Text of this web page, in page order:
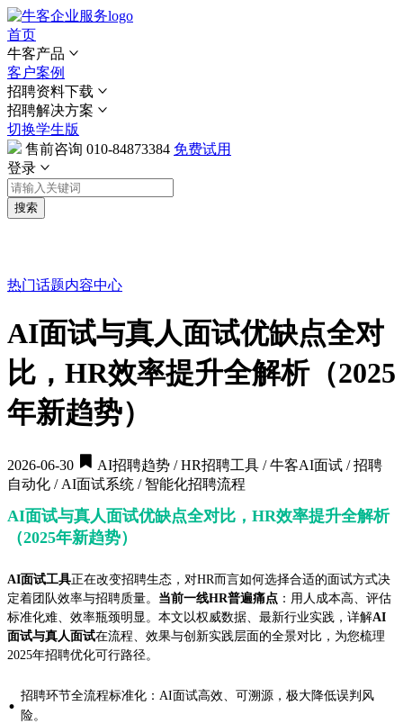
首页
牛客产品
客户案例
招聘资料下载
招聘解决方案
切换学生版
售前咨询 010-84873384 免费试用
登录
搜索
热门话题内容中心
AI面试与真人面试优缺点全对
比，HR效率提升全解析（2025
年新趋势）
2026-06-30
AI招聘趋势 / HR招聘工具 / 牛客AI面试 / 招聘
自动化 / AI面试系统 / 智能化招聘流程
AI面试与真人面试优缺点全对比，HR效率提升全解析
（2025年新趋势）
AI面试工具正在改变招聘生态，对HR而言如何选择合适的面试方式决
定着团队效率与招聘质量。 当前一线HR普遍痛点 ：用人成本高、评估
标准化难、效率瓶颈明显。本文以权威数据、最新行业实践，详解AI
面试与真人面试在流程、效果与创新实践层面的全景对比，为您梳理
2025年招聘优化可行路径。
· 招聘环节全流程标准化：AI面试高效、可溯源，极大降低误判风
险。